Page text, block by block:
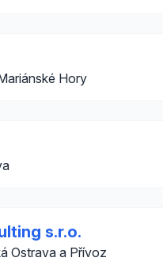
Hory
s.r.o.
Ostrava a Přívoz